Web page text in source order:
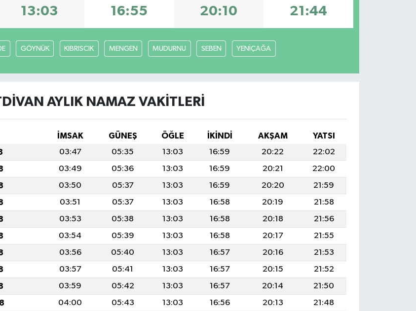
13:03 16:55 20:10 21:44
GÖYNÜK KIBRISCIK MENGEN MUDURNU SEBEN YENİÇAĞA
AYLIK NAMAZ VAKITLERI
İMSAK GÜNEŞ ÖĞLE İKINDI AKŞAM
YATSI
03:47 05:35 13:03 16:59 20:22
22:02
03:49 05:36 13:03 16:59 20:21
22:00
03:50 05:37 13:03 16:59 20:20
21:59
03:51 05:37 13:03 16:58 20:19
21:58
03:53 05:38 13:03 16:58 20:18
21:56
03:54 05:39 13:03 16:58 20:17
21:55
03:56 05:40 13:03 16:57 20:16
21:53
03:57 05:41 13:03 16:57 20:15
21:52
03:59 05:42 13:03 16:57 20:14
21:50
04:00 05:43 13:03 16:56 20:13
21:48